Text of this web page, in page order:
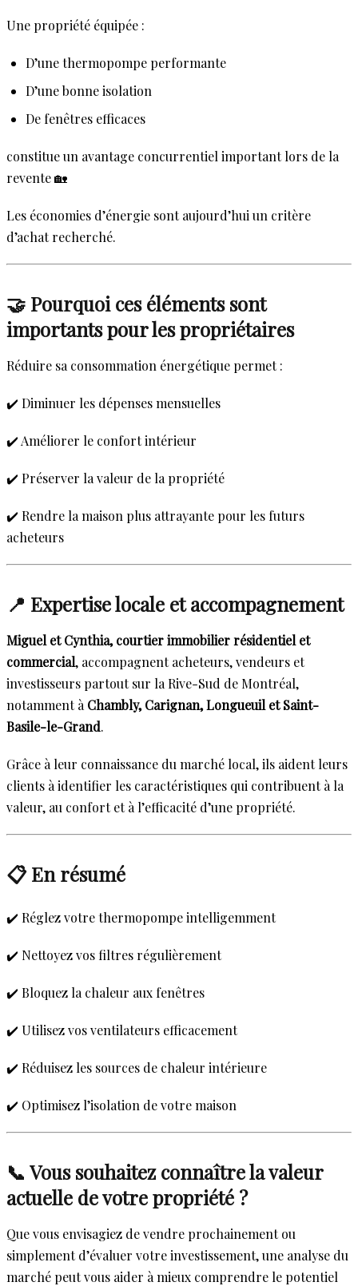
Une propriété équipée :
D’une thermopompe performante
D’une bonne isolation
De fenêtres efficaces
constitue un avantage concurrentiel important lors de la
revente 🏡
Les économies d’énergie sont aujourd’hui un critère
d’achat recherché.
🤝 Pourquoi ces éléments sont
importants pour les propriétaires
Réduire sa consommation énergétique permet :
✔️ Diminuer les dépenses mensuelles
✔️ Améliorer le confort intérieur
✔️ Préserver la valeur de la propriété
✔️ Rendre la maison plus attrayante pour les futurs
acheteurs
📍 Expertise locale et accompagnement
Miguel et Cynthia, courtier immobilier résidentiel et
commercial, accompagnent acheteurs, vendeurs et
investisseurs partout sur la Rive-Sud de Montréal,
notamment à Chambly, Carignan, Longueuil et Saint-
Basile-le-Grand.
Grâce à leur connaissance du marché local, ils aident leurs
clients à identifier les caractéristiques qui contribuent à la
valeur, au confort et à l’efficacité d’une propriété.
📋 En résumé
✔️ Réglez votre thermopompe intelligemment
✔️ Nettoyez vos filtres régulièrement
✔️ Bloquez la chaleur aux fenêtres
✔️ Utilisez vos ventilateurs efficacement
✔️ Réduisez les sources de chaleur intérieure
✔️ Optimisez l’isolation de votre maison
📞 Vous souhaitez connaître la valeur
actuelle de votre propriété ?
Que vous envisagiez de vendre prochainement ou
simplement d’évaluer votre investissement, une analyse du
marché peut vous aider à mieux comprendre le potentiel